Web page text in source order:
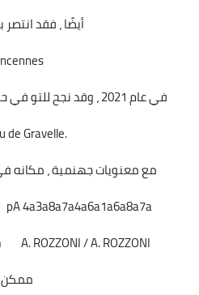
أيضًا ، فقد انتصر بالفعل في
de Gravelle.
مع معنويات جهنمية ، مكانه
pA 4a3a8a7a4a6a1a6a8a7a
A. ROZZONI / A. ROZZONI